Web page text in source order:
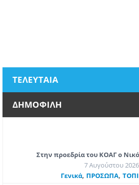
ΤΕΛΕΥΤΑΙΑ
ΔΗΜΟΦΙΛΗ
Στην προεδρία του ΚΟΑΓ ο
7 Αυγούστου 2026
Γενικά, ΠΡΟΣΩΠΑ,